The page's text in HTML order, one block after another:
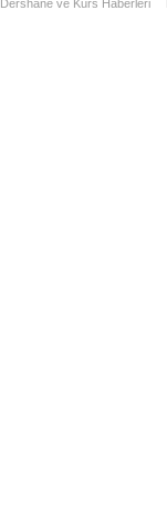
Dershane ve Kurs Haberleri